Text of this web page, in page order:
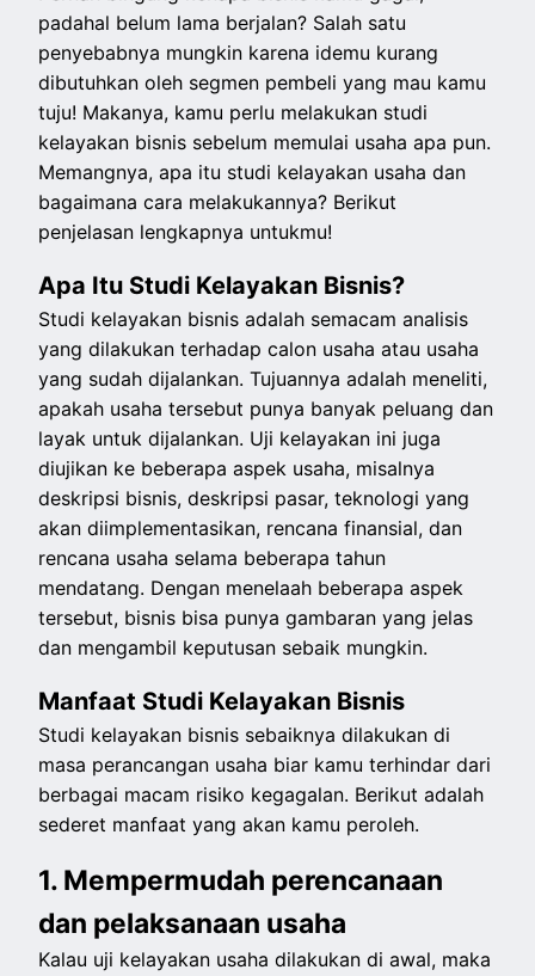
padahal belum lama berjalan? Salah satu
penyebabnya mungkin karena idemu kurang
dibutuhkan oleh segmen pembeli yang mau kamu
tuju! Makanya, kamu perlu melakukan studi
kelayakan bisnis sebelum memulai usaha apa pun.
Memangnya, apa itu studi kelayakan usaha dan
bagaimana cara melakukannya? Berikut
penjelasan lengkapnya untukmu!
Apa Itu Studi Kelayakan Bisnis?
Studi kelayakan bisnis adalah semacam analisis
yang dilakukan terhadap calon usaha atau usaha
yang sudah dijalankan. Tujuannya adalah meneliti,
apakah usaha tersebut punya banyak peluang dan
layak untuk dijalankan. Uji kelayakan ini juga
diujikan ke beberapa aspek usaha, misalnya
deskripsi bisnis, deskripsi pasar, teknologi yang
akan diimplementasikan, rencana finansial, dan
rencana usaha selama beberapa tahun
mendatang. Dengan menelaah beberapa aspek
tersebut, bisnis bisa punya gambaran yang jelas
dan mengambil keputusan sebaik mungkin.
Manfaat Studi Kelayakan Bisnis
Studi kelayakan bisnis sebaiknya dilakukan di
masa perancangan usaha biar kamu terhindar dari
berbagai macam risiko kegagalan. Berikut adalah
sederet manfaat yang akan kamu peroleh.
1. Mempermudah perencanaan
dan pelaksanaan usaha
Kalau uji kelayakan usaha dilakukan di awal, maka